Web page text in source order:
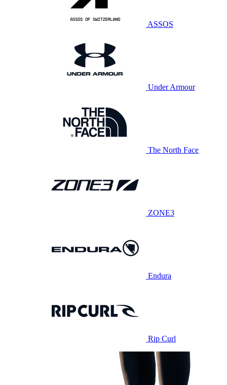
ASSOS
Under Armour
The North Face
ZONE3
Endura
Rip Curl